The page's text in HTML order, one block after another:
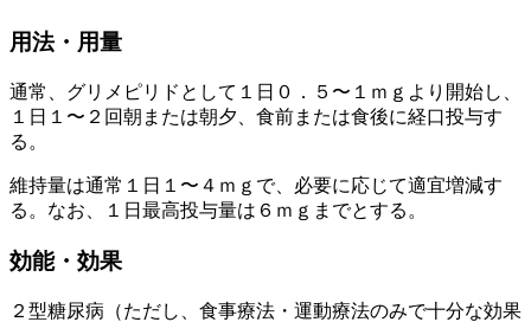
用法・用量
通常、グリメピリドとして１日０．５〜１ｍｇより開始し、
１日１〜２回朝または朝夕、食前または食後に経口投与す
る。
維持量は通常１日１〜４ｍｇで、必要に応じて適宜増減す
る。なお、１日最高投与量は６ｍｇまでとする。
効能・効果
２型糖尿病（ただし、食事療法・運動療法のみで十分な効果